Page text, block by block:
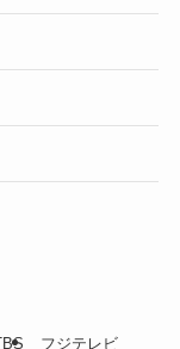
フジテレビ